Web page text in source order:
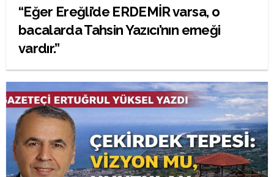
“Eğer Ereğli’de ERDEMİR varsa, o
bacalarda Tahsin Yazıcı’nın emeği
vardır.”